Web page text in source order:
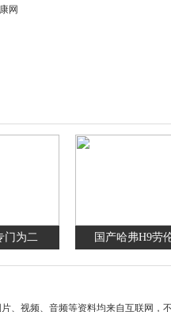
网
门为二 国产哈弗H9劳
、视频、音频等资料均来自互联网，